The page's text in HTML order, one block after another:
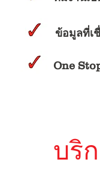
ข้อมูลที่เ
One
บริ